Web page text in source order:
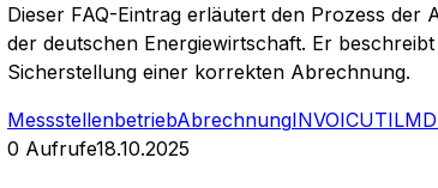
Dieser FAQ-Eintrag erläutert den Prozess
der deutschen Energiewirtschaft. Er
Sicherstellung einer korrekten Abrechnung.
MessstellenbetriebAbrechnungINVOICUTILMD
0 Aufrufe18.10.2025